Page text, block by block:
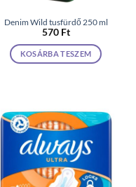
Denim Wild tusfürdő 250 ml
570 Ft
KOSÁRBA TESZEM